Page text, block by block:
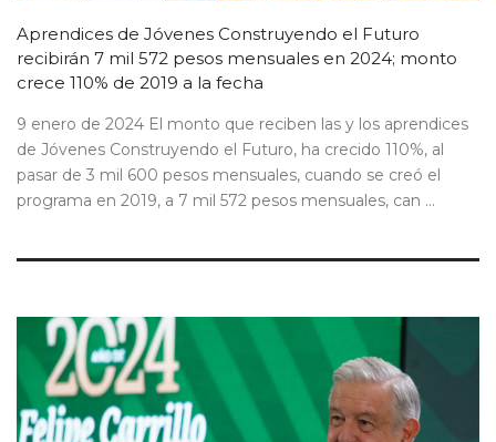
Aprendices de Jóvenes Construyendo el Futuro
recibirán 7 mil 572 pesos mensuales en 2024; monto
crece 110% de 2019 a la fecha
9 enero de 2024 El monto que reciben las y los aprendices
de Jóvenes Construyendo el Futuro, ha crecido 110%, al
pasar de 3 mil 600 pesos mensuales, cuando se creó el
programa en 2019, a 7 mil 572 pesos mensuales, can ...